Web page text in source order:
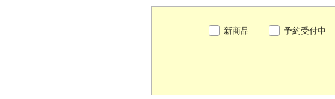
新商品 予約受付中